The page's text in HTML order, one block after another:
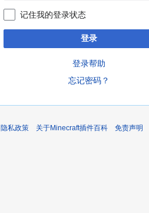
记住我的登录状态
登录
登录帮助
忘记密码？
隐私政策 关于Minecraft插件百科 免责声明